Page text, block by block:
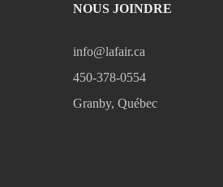
NOUS JOINDRE
info@lafair.ca
450-378-0554
Granby, Québec